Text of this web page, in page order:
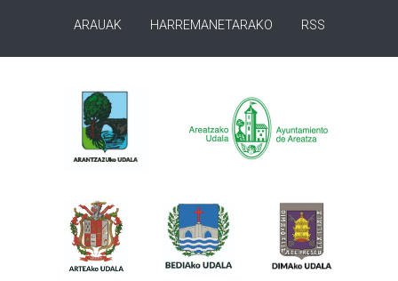
ARAUAK HARREMANETARAKO RSS